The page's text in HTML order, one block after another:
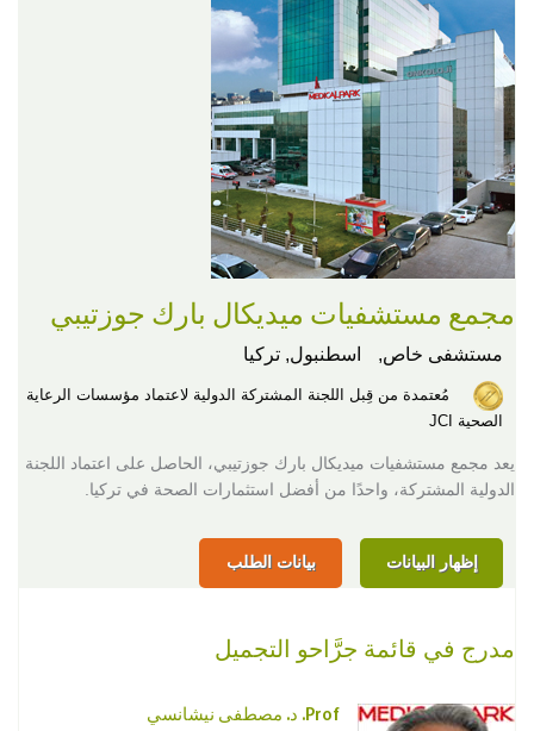
مجمع مستشفيات ميديكال بارك جوزتيبي
مستشفى خاص, اسطنبول, تركيا
مُعتمدة من قِبل اللجنة المشتركة الدولية لاعتماد مؤسسات الرعاية
الصحية JCI
يعد مجمع مستشفيات ميديكال بارك جوزتيبي، الحاصل على اعتماد اللجنة
الدولية المشتركة، واحدًا من أفضل استثمارات الصحة في تركيا.
إظهار البيانات بيانات الطلب
مدرج في قائمة جرَّاحو التجميل
Prof. د. مصطفى نيشانسي